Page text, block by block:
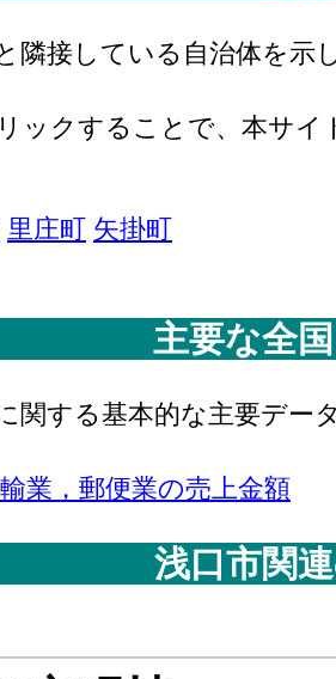
隣接している自治体を
ックすることで、本サ
里庄町 矢掛町
主要な全
関する基本的な主要デ
業，郵便業の売上金額
浅口市関